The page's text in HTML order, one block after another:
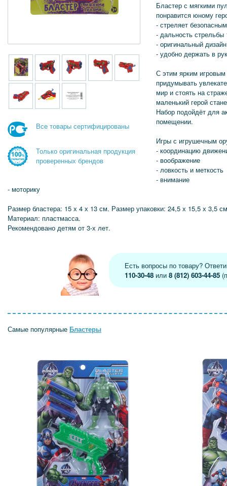
Все товары сертифицированы
Только оригинальная продукция
проверенных брендов
Бластер с мягкими
понравится юному
- стреляет
- дальность стрельбы
- оригинальный
- удобно держать в
С этим ярким
придумывать
мир и стоять на
маленький герой
Набор подойдёт для
помещении.
Игры с игрушечным
- координацию
- воображение
- ловкость и меткость
- внимание
- моторику
Размер бластера: 15 х 4 х 13 см. Размер упаковки: 24,5 х 15,5 х 3,5
Материал: пластмасса.
Рекомендовано детям от 3-х лет.
Есть вопросы по товару?
110-30-48 или8 (812) 603-44-85
Самые популярные Бластеры